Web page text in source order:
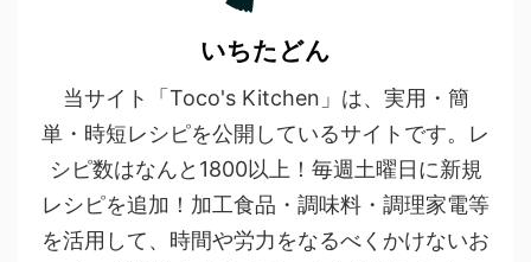
いちたどん
当サイト「Toco's Kitchen」は、実用・簡
単・時短レシピを公開しているサイトです。レ
シピ数はなんと1800以上！毎週土曜日に新規
レシピを追加！加工食品・調味料・調理家電等
を活用して、時間や労力をなるべくかけないお